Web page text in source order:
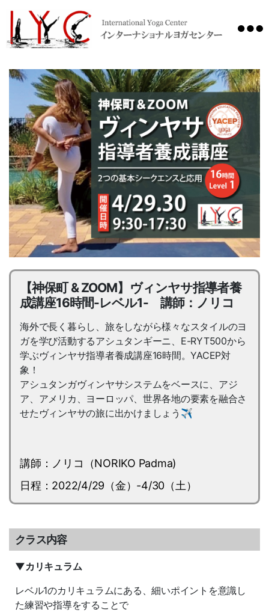
Center
【神保町 & ZOOM】ヴィンヤサ指導者養
成講座16時間-レベル1- 講師：ノリコ
海外で長く暮らし、旅をしながら様々なスタイルのヨ
ガを学び活動するアシュタンギーニ、E-RYT500から
学ぶヴィンヤサ指導者養成講座16時間。YACEP対
象！
アシュタンガヴィンヤサシステムをベースに、アジ
ア、アメリカ、ヨーロッパ、世界各地の要素を融合さ
せたヴィンヤサの旅に出かけましょう✈︎
講師：ノリコ（NORIKO Padma)
日程：2022/4/29（金）-4/30（土）
クラス内容
▼カリキュラム
レベル1のカリキュラムにある、細いポイントを意識し
た練習や指導をすることで